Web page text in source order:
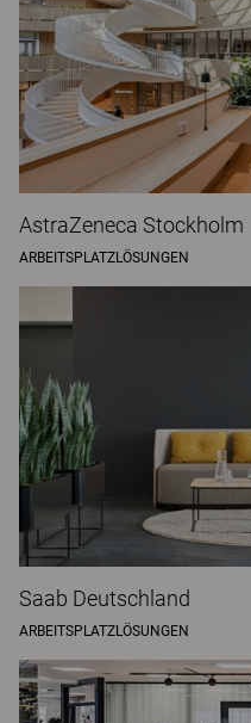
AstraZeneca Stockholm
ARBEITSPLATZLÖSUNGEN
Saab Deutschland
ARBEITSPLATZLÖSUNGEN